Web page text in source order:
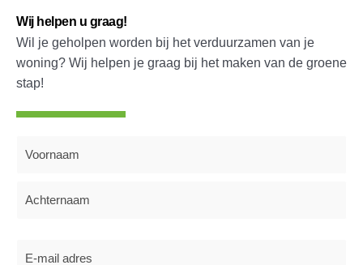
Wij helpen u graag!
Wil je geholpen worden bij het verduurzamen van je
woning? Wij helpen je graag bij het maken van de groene
stap!
mailadres